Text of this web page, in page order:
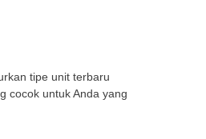
tipe unit terbaru
cocok untuk Anda yang